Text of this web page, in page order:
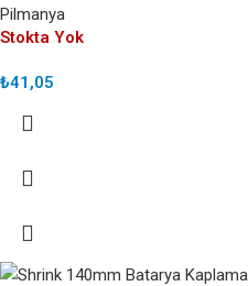
Pilmanya
Stokta Yok
₺41,05